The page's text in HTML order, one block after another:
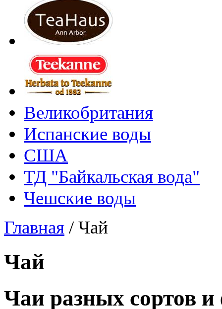
Великобритания
Испанские воды
США
ТД "Байкальская вода"
Чешские воды
Главная /Чай
Чай
Чаи разных сортов и